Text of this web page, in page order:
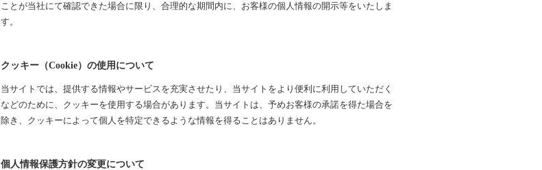
ことが当社にて確認できた場合に限り、合理的な期間内に、お客様の個人情報の開示等をいたしま
す。
クッキー（Cookie）の使用について
当サイトでは、提供する情報やサービスを充実させたり、当サイトをより便利に利用していただく
などのために、クッキーを使用する場合があります。当サイトは、予めお客様の承諾を得た場合を
除き、クッキーによって個人を特定できるような情報を得ることはありません。
個人情報保護方針の変更について